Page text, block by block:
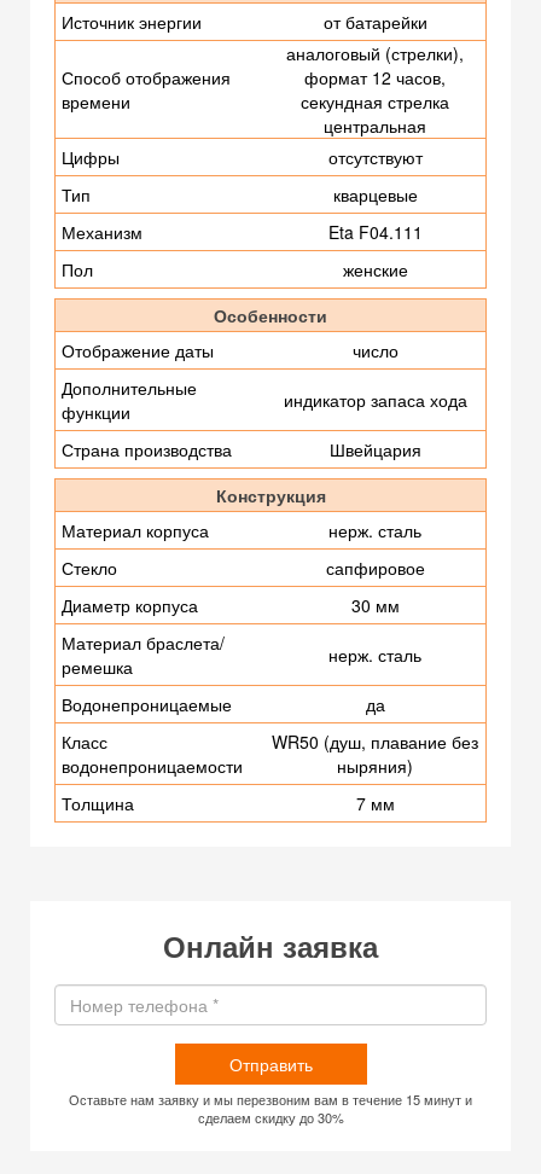
Источник энергии
от батарейки
Способ отображения
времени
аналоговый (стрелки),
формат 12 часов,
секундная стрелка
центральная
Цифры
отсутствуют
Тип
кварцевые
Механизм
Eta F04.111
Пол
женские
Особенности
Отображение даты
число
Дополнительные
функции
индикатор запаса хода
Страна производства
Швейцария
Конструкция
Материал корпуса
нерж. сталь
Стекло
сапфировое
Диаметр корпуса
30 мм
Материал браслета/
ремешка
нерж. сталь
Водонепроницаемые
да
Класс
водонепроницаемости
WR50 (душ, плавание без
ныряния)
Толщина
7 мм
Онлайн заявка
Отправить
Оставьте нам заявку и мы перезвоним вам в течение 15 минут и
сделаем скидку до 30%